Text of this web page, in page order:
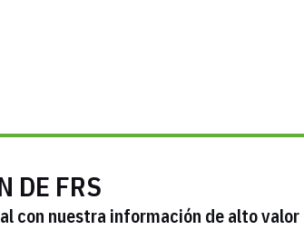
DE FRS
con nuestra información de alto valor